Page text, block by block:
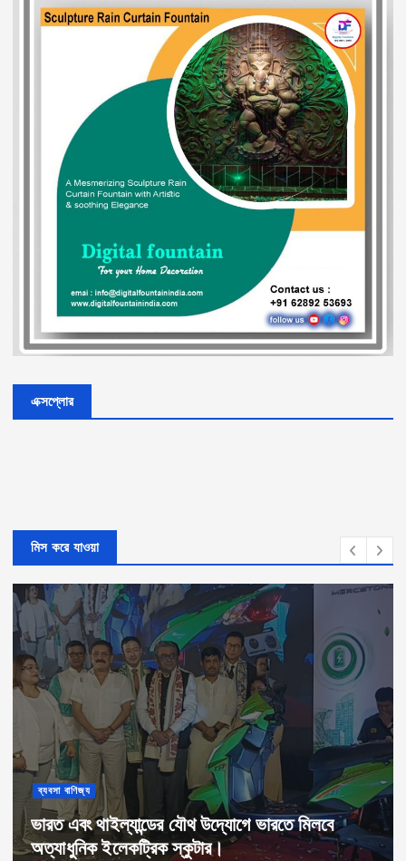
এক্সপ্লোর
মিস করে যাওয়া
ব্যবসা বাণিজ্য
ভারত এবং থাইল্যান্ডের যৌথ উদ্যোগে ভারতে মিলবে
অত্যাধুনিক ইলেকট্রিক স্কুটার।